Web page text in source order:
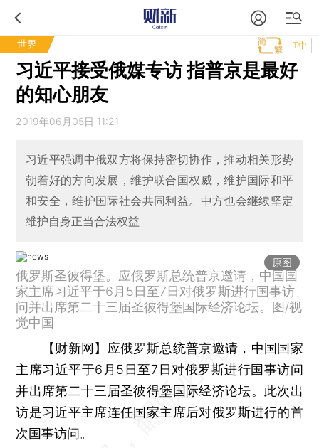
世界 T中
习近平接受俄媒专访 指普京是最好
的知心朋友
2019年06月05日 11:21
习近平强调中俄双方将保持密切协作，推动相关形势
朝着好的方向发展，维护联合国权威，维护国际和平
和安全，维护国际社会共同利益。中方也会继续坚定
维护自身正当合法权益
原图
俄罗斯圣彼得堡。应俄罗斯总统普京邀请，中国国
家主席习近平于6月5日至7日对俄罗斯进行国事访
问并出席第二十三届圣彼得堡国际经济论坛。图/视
觉中国
【财新网】 应俄罗斯总统普京邀请，中国国家
主席习近平于6月5日至7日对俄罗斯进行国事访问
并出席第二十三届圣彼得堡国际经济论坛。此次出
访是习近平主席连任国家主席后对俄罗斯进行的首
次国事访问。